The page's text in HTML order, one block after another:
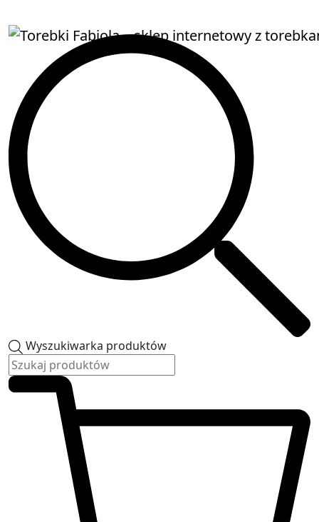
Wyszukiwarka produktów